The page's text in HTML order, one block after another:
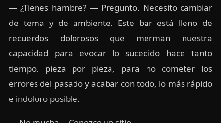
— ¿Tienes hambre? — Pregunto. Necesito cambiar
de tema y de ambiente. Este bar está lleno de
recuerdos dolorosos que merman nuestra
capacidad para evocar lo sucedido hace tanto
tiempo, pieza por pieza, para no cometer los
errores del pasado y acabar con todo, lo más rápido
e indoloro posible.